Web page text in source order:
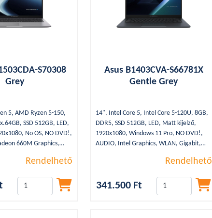
S70308
Grey
5, AMD Ryzen 5-150,
SSD 512GB, LED,
No OS, NO DVD!,
660M Graphics,
WEBCAM, HDMI,
Rendelhető
Asus B1403CVA-S66781X
Gentle Grey
14", Intel Core 5, Intel Core 5-120U, 8GB,
DDR5, SSD 512GB, LED, Matt kijelző,
1920x1080, Windows 11 Pro, NO DVD!,
AUDIO, Intel Graphics, WLAN, Gigabit,
1,44Kg, WEBCAM, HDMI, SSD, Grey,
Rendelhető
341.500 Ft